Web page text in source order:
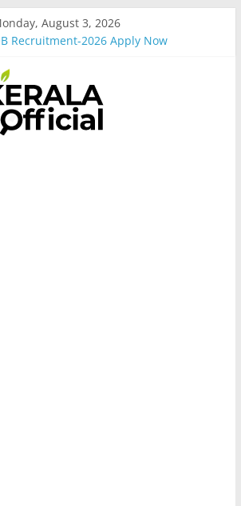
August 3, 2026
Recruitment-2026 Apply Now
Driver job Apply Now
Govt Onam Gift
Recruitment-2026 Apply Now